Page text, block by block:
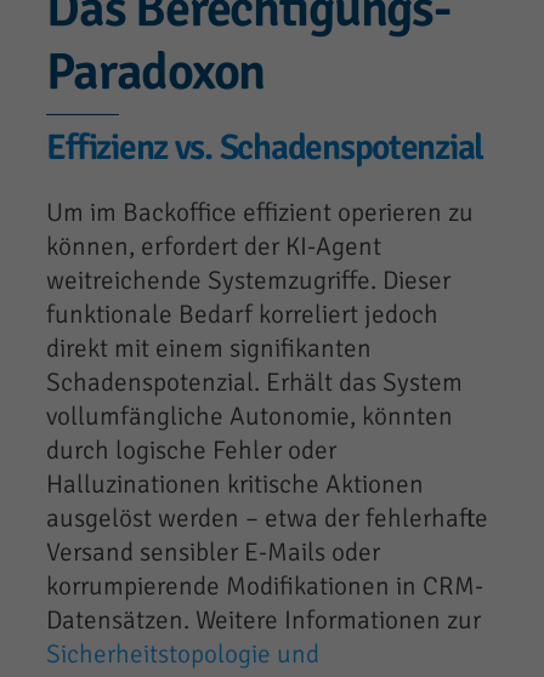
Paradoxon
Effizienz vs. Schadenspotenzial
Um im Backoffice effizient operieren zu
können, erfordert der KI-Agent
weitreichende Systemzugriffe. Dieser
funktionale Bedarf korreliert jedoch
direkt mit einem signifikanten
Schadenspotenzial. Erhält das System
vollumfängliche Autonomie, könnten
durch logische Fehler oder
Halluzinationen kritische Aktionen
ausgelöst werden – etwa der fehlerhafte
Versand sensibler E-Mails oder
korrumpierende Modifikationen in CRM-
Datensätzen. Weitere Informationen zur
Sicherheitstopologie und